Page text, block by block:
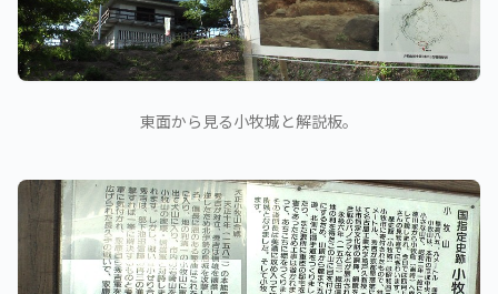
東面から見る小牧城と解説板。